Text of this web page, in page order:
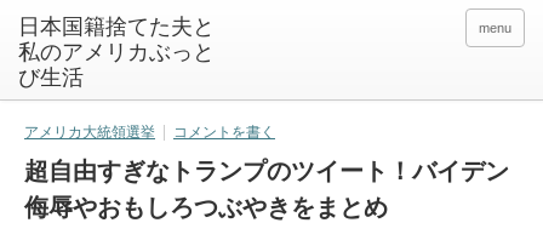
日本国籍捨てた夫と
私のアメリカぶっと
び生活
menu
アメリカ大統領選挙 コメントを書く
超自由すぎなトランプのツイート！バイデン
侮辱やおもしろつぶやきをまとめ